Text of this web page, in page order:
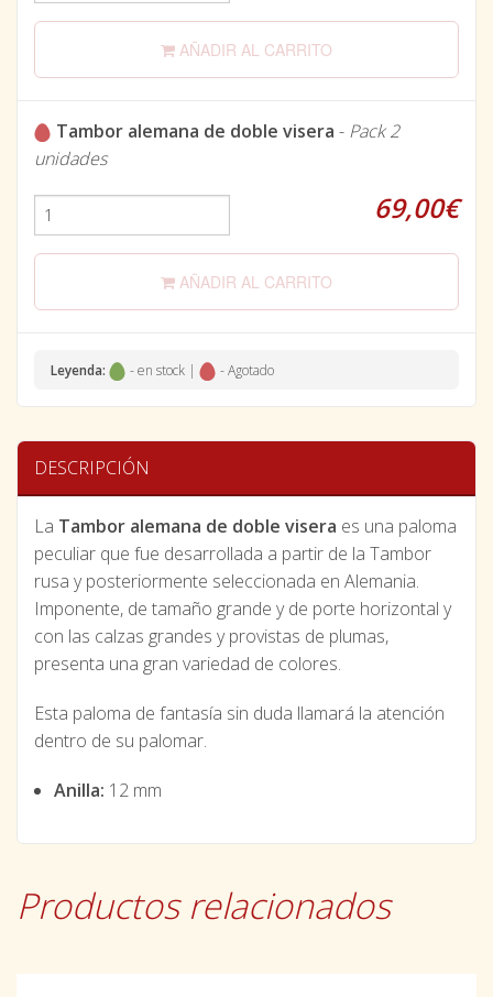
AÑADIR AL CARRITO
Tambor alemana de doble visera - Pack 2
unidades
69,00€
AÑADIR AL CARRITO
Leyenda: - en stock | - Agotado
DESCRIPCIÓN
La Tambor alemana de doble visera es una paloma
peculiar que fue desarrollada a partir de la Tambor
rusa y posteriormente seleccionada en Alemania.
Imponente, de tamaño grande y de porte horizontal y
con las calzas grandes y provistas de plumas,
presenta una gran variedad de colores.
Esta paloma de fantasía sin duda llamará la atención
dentro de su palomar.
Anilla: 12 mm
Productos relacionados